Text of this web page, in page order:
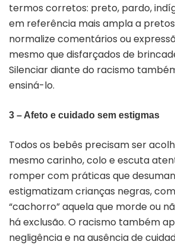
termos corretos: preto, pardo,
em referência mais ampla a
normalize comentários ou
mesmo que disfarçados de
Silenciar diante do racismo
ensiná-lo.
3 – Afeto e cuidado sem estigmas
Todos os bebês precisam ser
mesmo carinho, colo e escuta
romper com práticas que
estigmatizam crianças negras,
“cachorro” aquela que morde ou
há exclusão. O racismo também
negligência e na ausência de